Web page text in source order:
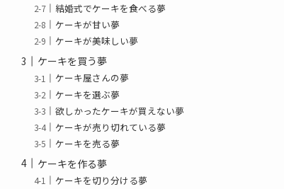
結婚式でケーキを食べる夢
ケーキが甘い夢
ケーキが美味しい夢
ケーキを買う夢
ケーキ屋さんの夢
ケーキを選ぶ夢
欲しかったケーキが買えない夢
ケーキが売り切れている夢
ケーキを売る夢
ケーキを作る夢
ケーキを切り分ける夢